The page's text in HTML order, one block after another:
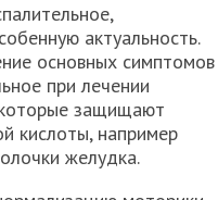
актуальность.
основных симптомов
при лечении
защищают
кислоты, например
желудка.